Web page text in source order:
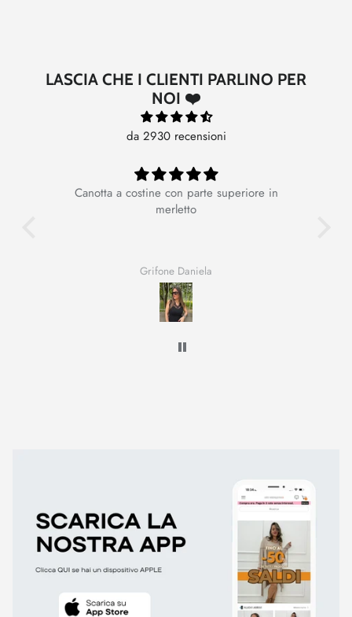
LASCIA CHE I CLIENTI PARLINO PER
NOI ❤️
da 2930 recensioni
Canotta a costine con parte superiore in
merletto
Grifone Daniela